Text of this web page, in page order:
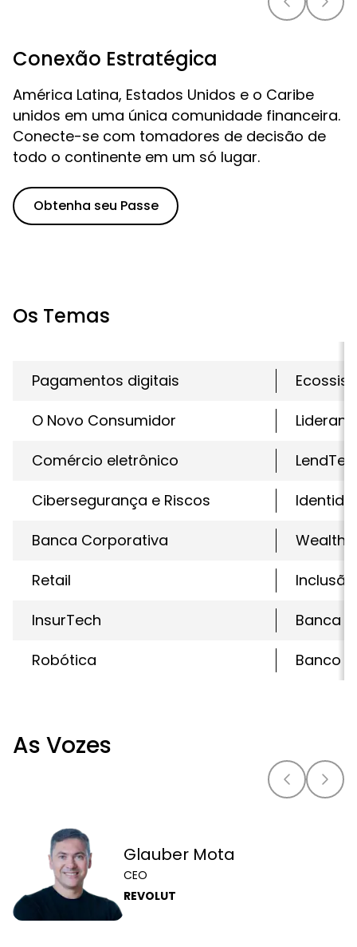
Conexão Estratégica
América Latina, Estados Unidos e o Caribe
unidos em uma única comunidade financeira.
Conecte-se com tomadores de decisão de
todo o continente em um só lugar.
Obtenha seu Passe
Os Temas
Pagamentos digitais
O Novo Consumidor
Comércio eletrônico
Cibersegurança e Riscos
Banca Corporativa
Retail
InsurTech
Banca
Robótica
Banco
As Vozes
Glauber Mota
CEO
REVOLUT